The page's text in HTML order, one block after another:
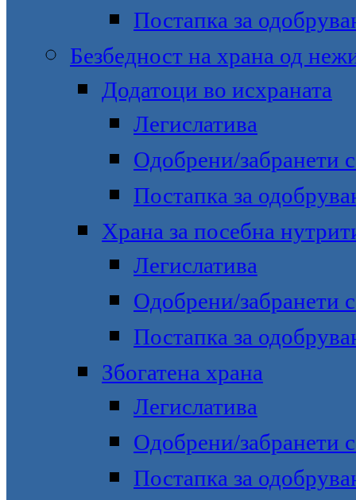
Постапка за
Безбедност на храна од
Додатоци во исхраната
Легислатива
Одобрени/забранети
Постапка за
Храна за посебна
Легислатива
Одобрени/забранети
Постапка за
Збогатена храна
Легислатива
Одобрени/забранети
Постапка за